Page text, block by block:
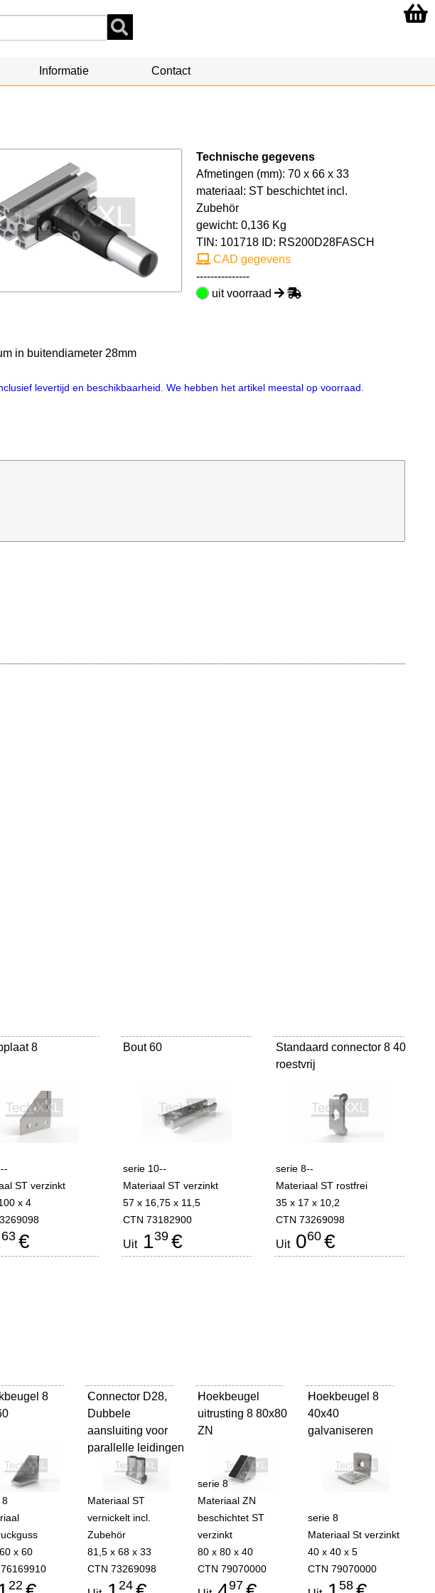
Informatie Contact
Technische gegevens
Afmetingen (mm): 70 x 66 x 33
materiaal: ST beschichtet incl.
Zubehör
gewicht: 0,136 Kg
TIN: 101718 ID: RS200D28FASCH
CAD gegevens
---------------
uit voorraad
in buitendiameter 28mm
levertijd en beschikbaarheid. We hebben het artikel meestal op voorraad.
8
ST verzinkt
x 4
63 €
Bout 60
serie 10--
Materiaal ST verzinkt
57 x 16,75 x 11,5
CTN 73182900
Uit139 €
Standaard connector 8 40
roestvrij
serie 8--
Materiaal ST rostfrei
35 x 17 x 10,2
CTN 73269098
Uit060 €
8
8
x 60
22
Connector D28,
Dubbele
aansluiting voor
parallelle leidingen
-
Materiaal ST
vernickelt incl.
Zubehör
81,5 x 68 x 33
CTN 73269098
24
Hoekbeugel
uitrusting 8 80x80
ZN
-
serie 8
Materiaal ZN
beschichtet ST
verzinkt
80 x 80 x 40
CTN 79070000
97
Hoekbeugel 8
40x40
galvaniseren
-
serie 8
Materiaal St verzinkt
40 x 40 x 5
CTN 79070000
58